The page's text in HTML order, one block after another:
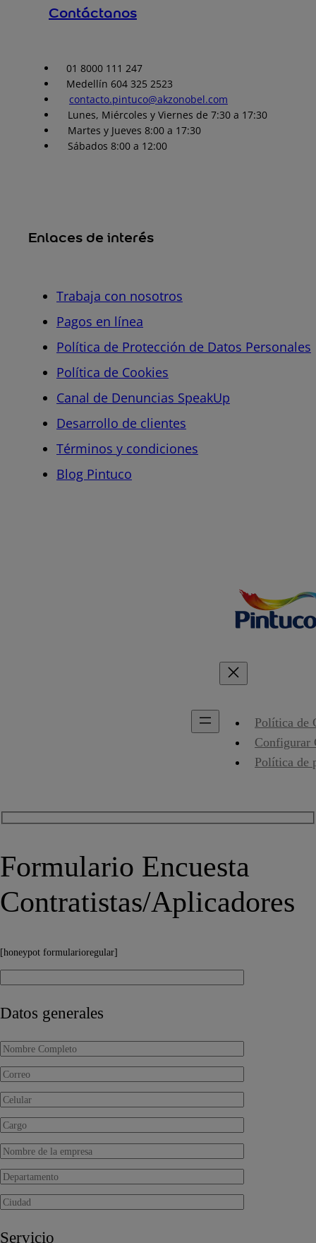
Contáctanos
01 8000 111 247
Medellín 604 325 2523
contacto.pintuco@akzonobel.com
Lunes, Miércoles y Viernes de 7:30 a 17:30
Martes y Jueves 8:00 a 17:30
Sábados 8:00 a 12:00
Enlaces de interés
Trabaja con nosotros
Pagos en línea
Política de Protección de Datos Personales
Política de Cookies
Canal de Denuncias SpeakUp
Desarrollo de clientes
Términos y condiciones
Blog Pintuco
Política de
Configurar
Política de
Formulario Encuesta
Contratistas/Aplicadores
[honeypot formularioregular]
Datos generales
Servicio